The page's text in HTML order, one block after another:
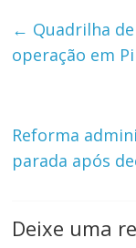
← Quadrilha
operação em
Reforma
parada após
Deixe uma